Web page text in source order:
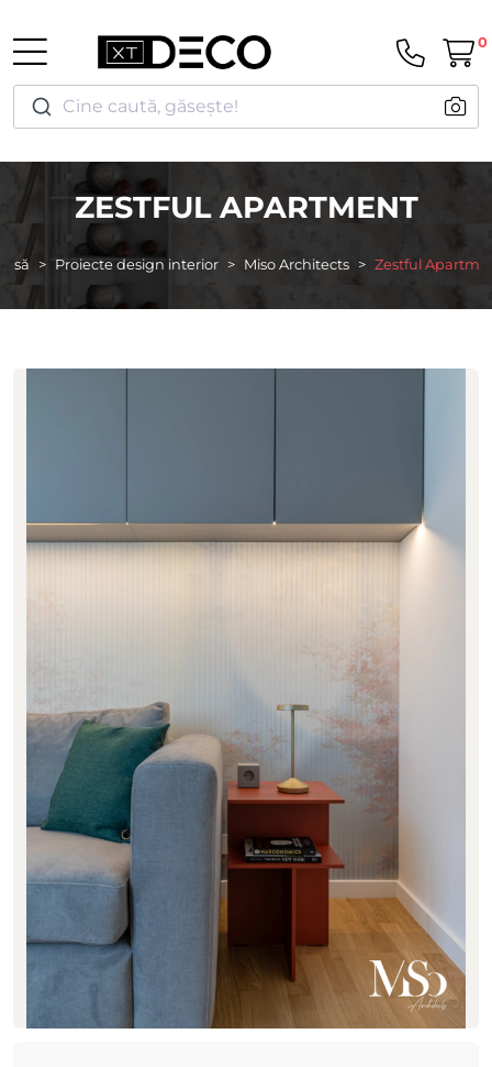
Cine caută, găsește!
0
ZESTFUL APARTMENT
Proiecte design interior Miso Architects Zestful